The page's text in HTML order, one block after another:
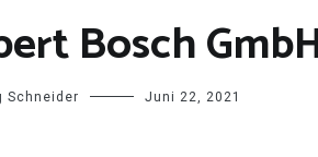
Bosch
Schneider Juni 22, 2021